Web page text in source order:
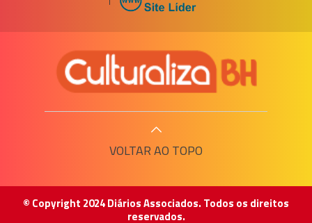
VOLTAR AO TOPO
© Copyright 2024 Diários Associados. Todos os direitos
reservados.